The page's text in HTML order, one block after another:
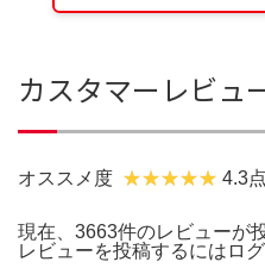
カスタマーレビュ
オススメ度 4.3点
現在、3663件のレビューが
レビューを投稿するには ロ